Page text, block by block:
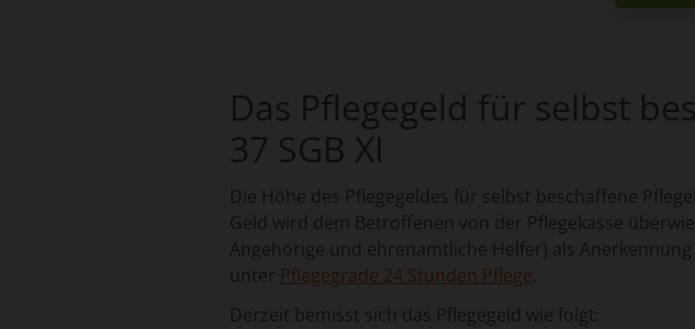
Das Pflegegeld für selbst
37 SGB XI
Die Höhe des Pflegegeldes für selbst beschaffene
Geld wird dem Betroffenen von der Pflegekasse
Angehörige und ehrenamtliche Helfer) als
unter Pflegegrade 24 Stunden Pflege
Derzeit bemisst sich das Pflegegeld wie folgt: